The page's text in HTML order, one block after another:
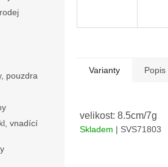
pouzdra
vnadící
Varianty Popis
velikost: 8.5cm/7g
Skladem | SVS71803